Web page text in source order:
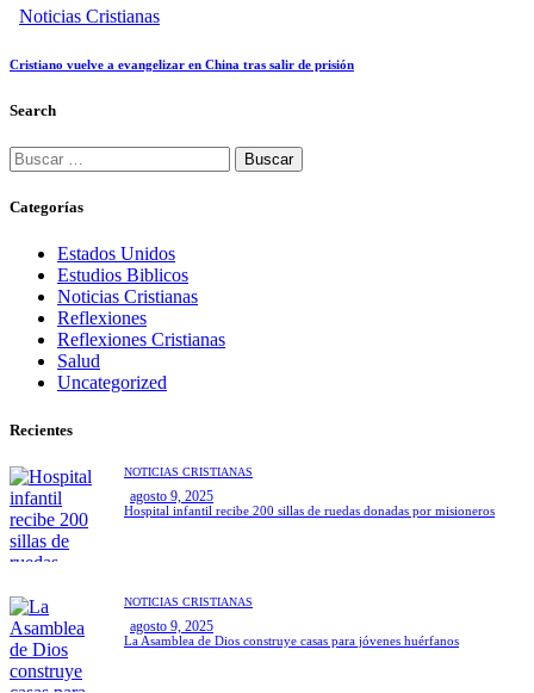
Noticias Cristianas
Cristiano vuelve a evangelizar en China tras salir de prisión
Search
Buscar:
Categorías
Estados Unidos
Estudios Biblicos
Noticias Cristianas
Reflexiones
Reflexiones Cristianas
Salud
Uncategorized
Recientes
NOTICIAS CRISTIANAS
agosto 9, 2025
Hospital infantil recibe 200 sillas de ruedas donadas por misioneros
NOTICIAS CRISTIANAS
agosto 9, 2025
La Asamblea de Dios construye casas para jóvenes huérfanos